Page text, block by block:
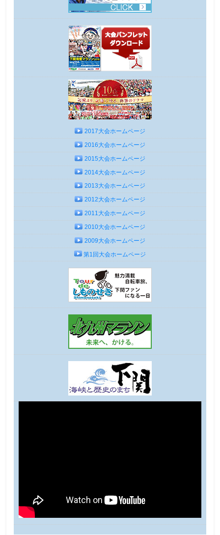
2017大会ホームページ
2016大会ホームページ
2015大会ホームページ
2014大会ホームページ
2013大会ホームページ
2012大会ホームページ
2011大会ホームページ
2010大会ホームページ
2009大会ホームページ
第1回大会ホームページ